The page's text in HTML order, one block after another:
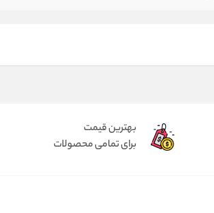
بهترین قیمت
برای تمامی محصولات